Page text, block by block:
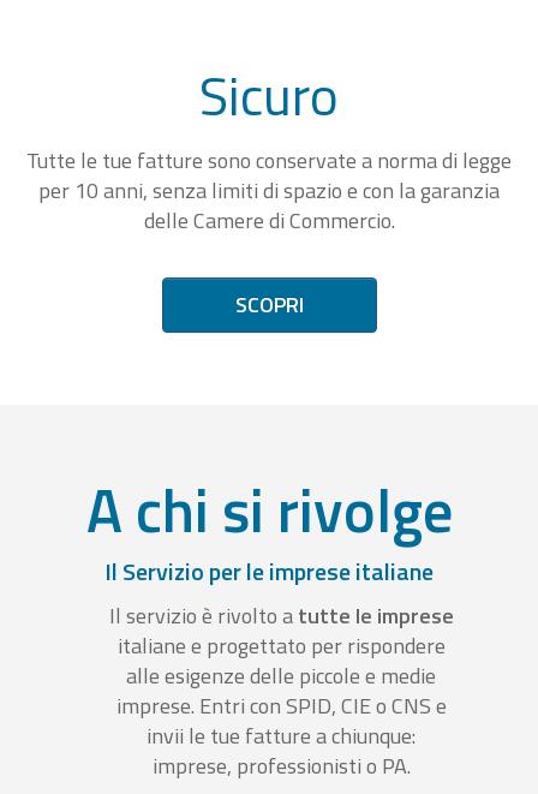
Sicuro
Tutte le tue fatture sono conservate a norma di legge
per 10 anni, senza limiti di spazio e con la garanzia
delle Camere di Commercio.
SCOPRI
A chi si rivolge
Il Servizio per le imprese italiane
Il servizio è rivolto atutte le imprese
italiane e progettato per rispondere
alle esigenze delle piccole e medie
imprese. Entri con SPID, CIE o CNS e
invii le tue fatture a chiunque:
imprese, professionisti o PA.